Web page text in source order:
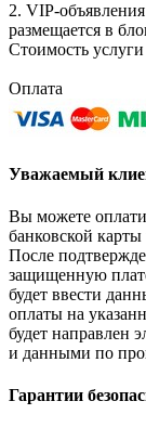
2. VIP-
размещается в
Стоимость
Оплата
Уважаемый
Вы можете
банковской
После
защищенную
будет ввести
оплаты на
будет направлен
и данными по
Гарантии